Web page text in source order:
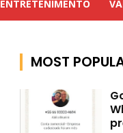
ENTRETENIMENTO
MOST